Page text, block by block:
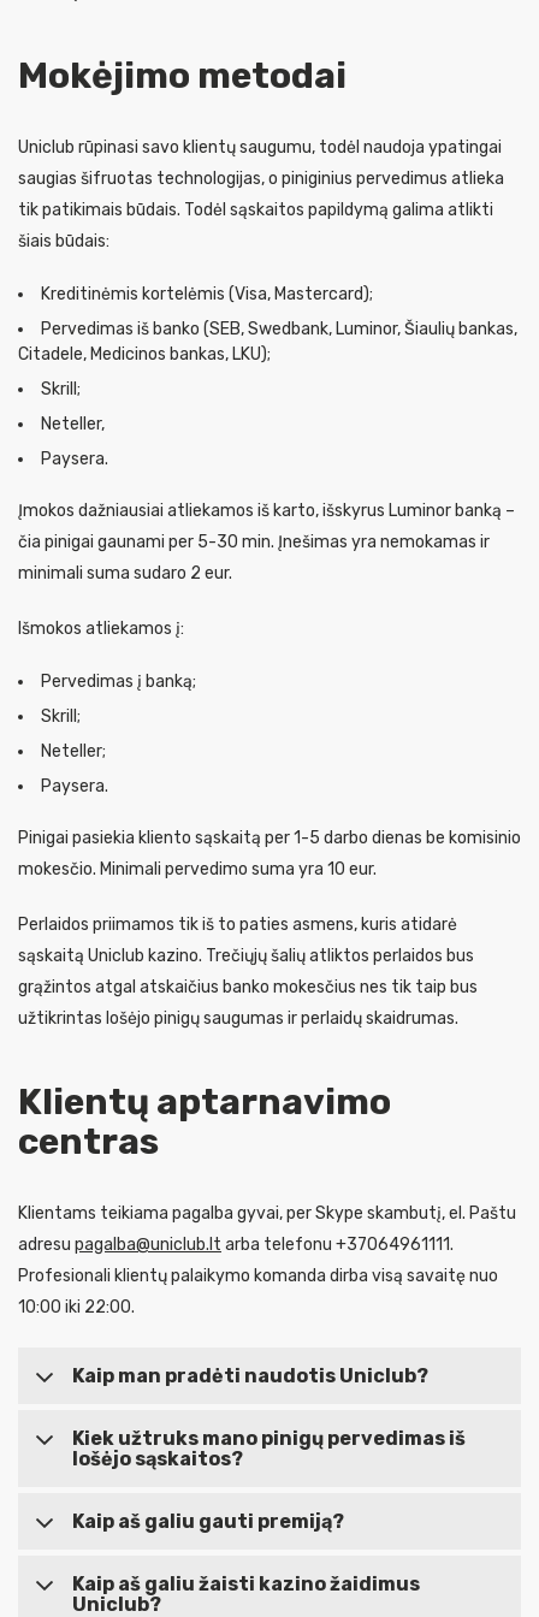
Mokėjimo metodai
Uniclub rūpinasi savo klientų saugumu, todėl naudoja ypatingai
saugias šifruotas technologijas, o piniginius pervedimus atlieka
tik patikimais būdais. Todėl sąskaitos papildymą galima atlikti
šiais būdais:
Kreditinėmis kortelėmis (Visa, Mastercard);
Pervedimas iš banko (SEB, Swedbank, Luminor, Šiaulių bankas,
Citadele, Medicinos bankas, LKU);
Skrill;
Neteller,
Paysera.
Įmokos dažniausiai atliekamos iš karto, išskyrus Luminor banką –
čia pinigai gaunami per 5-30 min. Įnešimas yra nemokamas ir
minimali suma sudaro 2 eur.
Išmokos atliekamos į:
Pervedimas į banką;
Skrill;
Neteller;
Paysera.
Pinigai pasiekia kliento sąskaitą per 1-5 darbo dienas be komisinio
mokesčio. Minimali pervedimo suma yra 10 eur.
Perlaidos priimamos tik iš to paties asmens, kuris atidarė
sąskaitą Uniclub kazino. Trečiųjų šalių atliktos perlaidos bus
grąžintos atgal atskaičius banko mokesčius nes tik taip bus
užtikrintas lošėjo pinigų saugumas ir perlaidų skaidrumas.
Klientų aptarnavimo
centras
Klientams teikiama pagalba gyvai, per Skype skambutį, el. Paštu
adresu pagalba@uniclub.lt arba telefonu +37064961111.
Profesionali klientų palaikymo komanda dirba visą savaitę nuo
10:00 iki 22:00.
Kaip man pradėti naudotis Uniclub?
Apsilankę Uniclub svetainėje užsiregistruokite sukurdami
savo naudotojo vardą ir slaptažodį. Registracijos formoje
paprašyta vienu iš Uniclub siūlomų būdų patvirtinti savo
naudotis sąskaita ir lošti.
Kiek užtruks mano pinigų pervedimas iš
lošėjo sąskaitos?
Pinigai pervedami į kliento sąskaitą per 1-5 darbo dienas.
Kaip aš galiu gauti premiją?
Užsiregistravę arba prisijungę prie lošėjo sąskaitos spauskite
Kaip aš galiu žaisti kazino žaidimus
Uniclub?